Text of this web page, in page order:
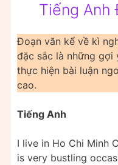
Tiếng Anh
Đoạn văn kể về kì
đặc sắc là những gợi
thực hiện bài luận
cao.
Tiếng Anh
I live in Ho Chi Minh
is very bustling